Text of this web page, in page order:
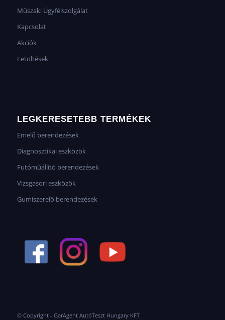
Műszaki Ügyfélszolgálat
Kapcsolat
Akciók
Letöltések
LEGKERESETEBB TERMÉKEK
Emelő berendezések
Diagnosztikai eszközök
Futóműállító berendezések
Vizsgasori eszközök
Gumiszerelő berendezések
© Copyright - GarAgent AutóTeszt Hungary KFT